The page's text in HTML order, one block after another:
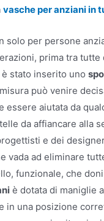
vasche per anzianiin
solo per persone
prima tra
è stato inserito uno
può venire
essere aiutata da
da affiancare alla
e dei
vada ad eliminare
funzionale, che
è dotata di maniglie
in una posizione